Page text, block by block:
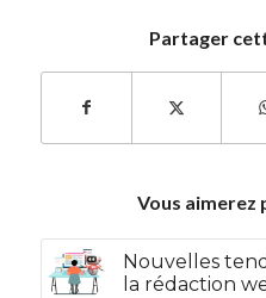
Partager
Vous aimerez
Nouvelles
la rédaction